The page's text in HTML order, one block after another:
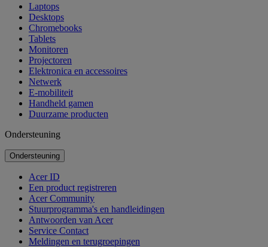
Laptops
Desktops
Chromebooks
Tablets
Monitoren
Projectoren
Elektronica en accessoires
Netwerk
E-mobiliteit
Handheld gamen
Duurzame producten
Ondersteuning
Ondersteuning
Acer ID
Een product registreren
Acer Community
Stuurprogramma's en handleidingen
Antwoorden van Acer
Service Contact
Meldingen en terugroepingen